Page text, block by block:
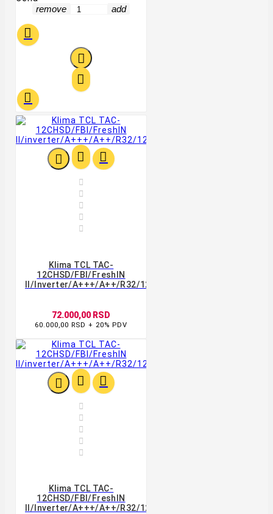
remove add




  





Klima TCL TAC-
12CHSD/FBI/FreshIN
II/inverter/A+++/A++/R32/12000BTU/WIFI/4D/bela
72.000,00 RSD
60.000,00 RSD + 20% PDV
  





Klima TCL TAC-
12CHSD/FBI/FreshIN
II/inverter/A+++/A++/R32/12000BTU/WIFI/4D/bela